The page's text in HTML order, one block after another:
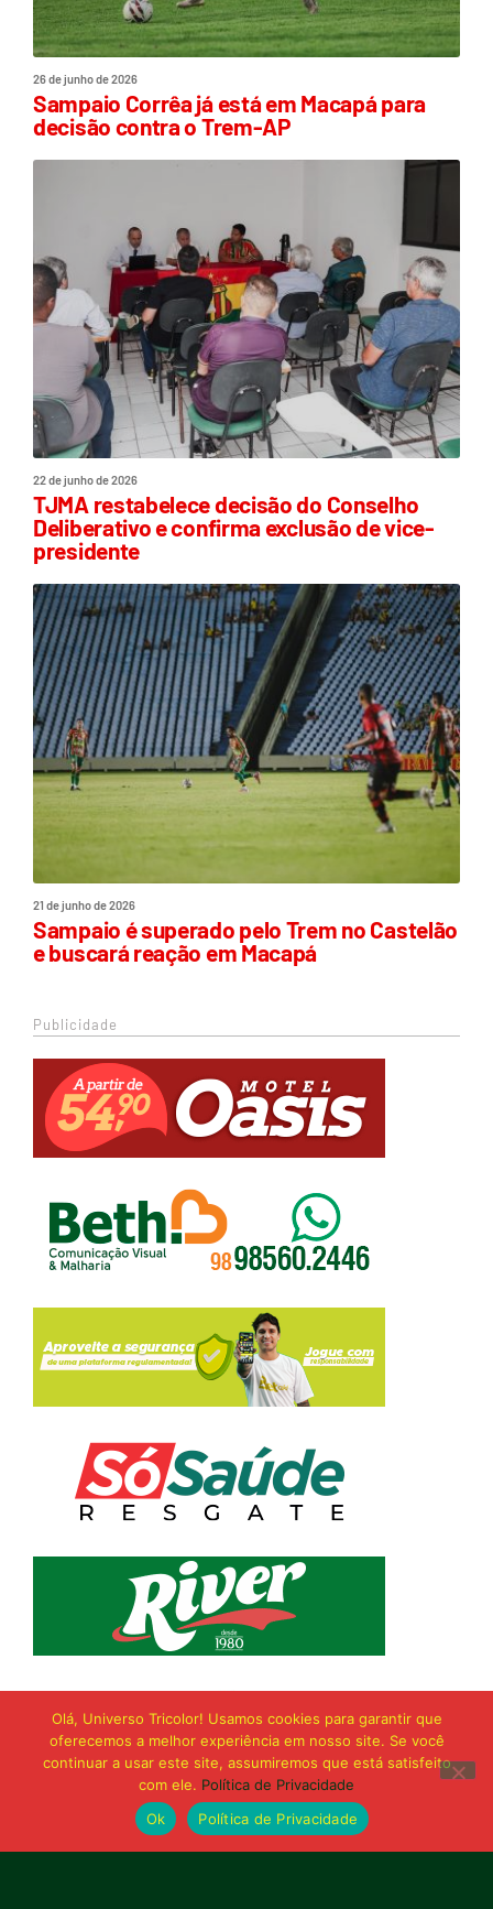
26 de junho de 2026
Sampaio Corrêa já está em Macapá para
decisão contra o Trem-AP
22 de junho de 2026
TJMA restabelece decisão do Conselho
Deliberativo e confirma exclusão de vice-
presidente
21 de junho de 2026
Sampaio é superado pelo Trem no Castelão
e buscará reação em Macapá
Publicidade
Olá, Universo Tricolor! Usamos cookies para garantir que
oferecemos a melhor experiência em nosso site. Se você
continuar a usar este site, assumiremos que está satisfeito
com ele. Política de Privacidade
Ok
Política de Privacidade